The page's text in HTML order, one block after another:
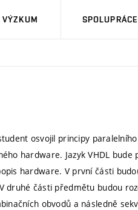
VÝZKUM SPOLUPRÁCE
osvojil principy
hardware. Jazyk VHDL
hardware. V první části
druhé části předmětu budou
obvodů a následně